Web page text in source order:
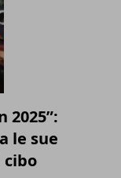
2025”:
le sue
cibo